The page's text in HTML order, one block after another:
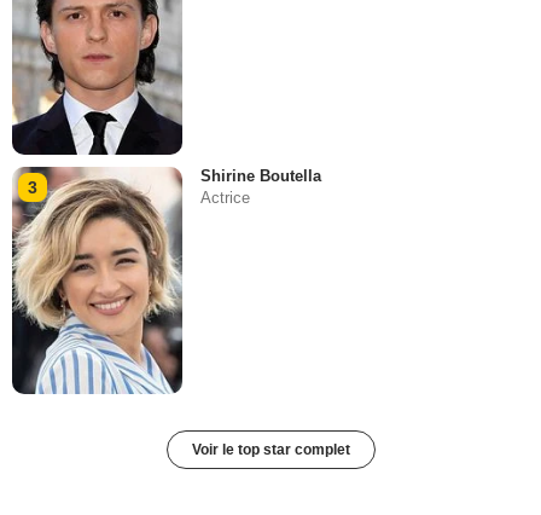
3
Shirine Boutella
Actrice
Voir le top star complet